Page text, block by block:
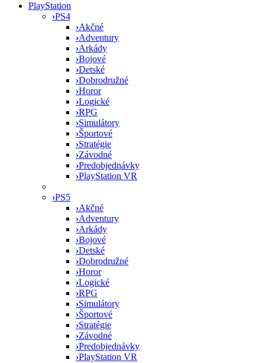
PlayStation
›PS4
›Akčné
›Adventury
›Arkády
›Bojové
›Detské
›Dobrodružné
›Horor
›Logické
›RPG
›Simulátory
›Športové
›Stratégie
›Závodné
›Predobjednávky
›PlayStation VR
›PS5
›Akčné
›Adventury
›Arkády
›Bojové
›Detské
›Dobrodružné
›Horor
›Logické
›RPG
›Simulátory
›Športové
›Stratégie
›Závodné
›Predobjednávky
›PlayStation VR